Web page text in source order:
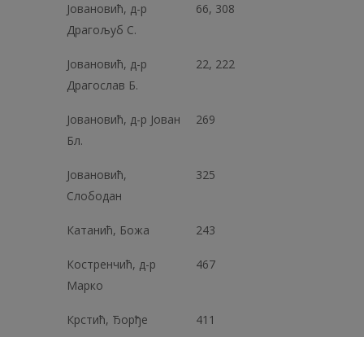
Јовановић, д-р
Драгољуб С.
66, 308
Јовановић, д-р
Драгослав Б.
22, 222
Јовановић, д-р Јован
Бл.
269
Јовановић,
Слободан
325
Катанић, Божа 243
Костренчић, д-р
Марко
467
Крстић, Ђорђе 411